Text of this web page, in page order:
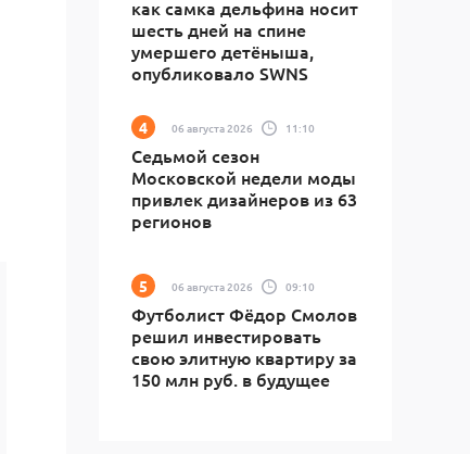
как самка дельфина носит
шесть дней на спине
умершего детёныша,
опубликовало SWNS
06 августа 2026 11:10
Седьмой сезон
Московской недели моды
привлек дизайнеров из 63
регионов
06 августа 2026 09:10
Футболист Фёдор Смолов
решил инвестировать
свою элитную квартиру за
150 млн руб. в будущее